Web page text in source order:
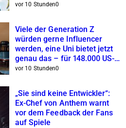
vor 10 Stunden0
Viele der Generation Z
würden gerne Influencer
werden, eine Uni bietet jetzt
genau das – für 148.000 US-
Dollar
vor 10 Stunden0
„Sie sind keine Entwickler“:
Ex-Chef von Anthem warnt
vor dem Feedback der Fans
auf Spiele